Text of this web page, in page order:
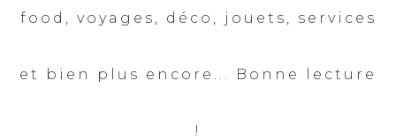
food, voyages, déco, jouets, services
et bien plus encore... Bonne lecture
!